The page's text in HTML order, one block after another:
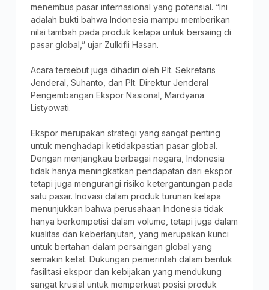
menembus pasar internasional yang potensial. “Ini
adalah bukti bahwa Indonesia mampu memberikan
nilai tambah pada produk kelapa untuk bersaing di
pasar global,” ujar Zulkifli Hasan.
Acara tersebut juga dihadiri oleh Plt. Sekretaris
Jenderal, Suhanto, dan Plt. Direktur Jenderal
Pengembangan Ekspor Nasional, Mardyana
Listyowati.
Ekspor merupakan strategi yang sangat penting
untuk menghadapi ketidakpastian pasar global.
Dengan menjangkau berbagai negara, Indonesia
tidak hanya meningkatkan pendapatan dari ekspor
tetapi juga mengurangi risiko ketergantungan pada
satu pasar. Inovasi dalam produk turunan kelapa
menunjukkan bahwa perusahaan Indonesia tidak
hanya berkompetisi dalam volume, tetapi juga dalam
kualitas dan keberlanjutan, yang merupakan kunci
untuk bertahan dalam persaingan global yang
semakin ketat. Dukungan pemerintah dalam bentuk
fasilitasi ekspor dan kebijakan yang mendukung
sangat krusial untuk memperkuat posisi produk